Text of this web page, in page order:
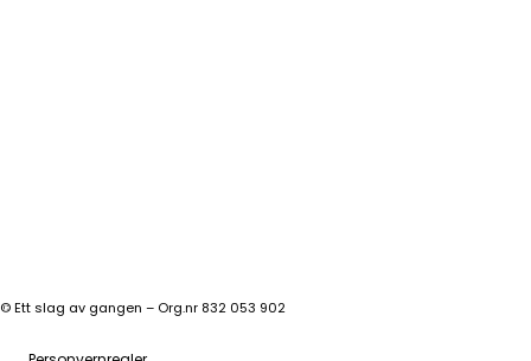
©Ett slag av gangen – Org.nr 832 053 902